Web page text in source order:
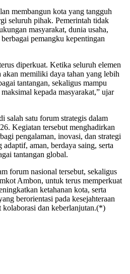
membangun kota yang tangguh
seluruh pihak. Pemerintah tidak
masyarakat, dunia usaha,
pemangku kepentingan
diperkuat. Ketika seluruh elemen
akan memiliki daya tahan yang lebih
tantangan, sekaligus mampu
kepada masyarakat,” ujar
salah satu forum strategis dalam
Kegiatan tersebut menghadirkan
pengalaman, inovasi, dan strategi
aman, berdaya saing, serta
tantangan global.
forum nasional tersebut, sekaligus
Ambon, untuk terus memperkuat
ketahanan kota, serta
berorientasi pada kesejahteraan
kolaborasi dan keberlanjutan.(*)